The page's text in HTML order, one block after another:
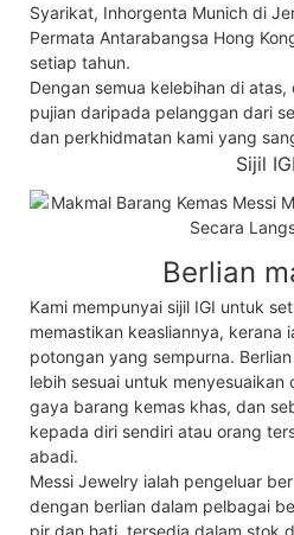
Syarikat, Inhorgenta Munich di
Permata Antarabangsa Hong
setiap tahun.
Dengan semua kelebihan di
pujian daripada pelanggan dari
dan perkhidmatan kami yang
Sijil IGI
Berlian
Kami mempunyai sijil IGI untuk
memastikan keasliannya, kerana
potongan yang sempurna.
lebih sesuai untuk menyesuaikan
gaya barang kemas khas, dan
kepada diri sendiri atau orang
abadi.
Messi Jewelry ialah pengeluar
dengan berlian dalam pelbagai
pir dan hati, tersedia dalam stok